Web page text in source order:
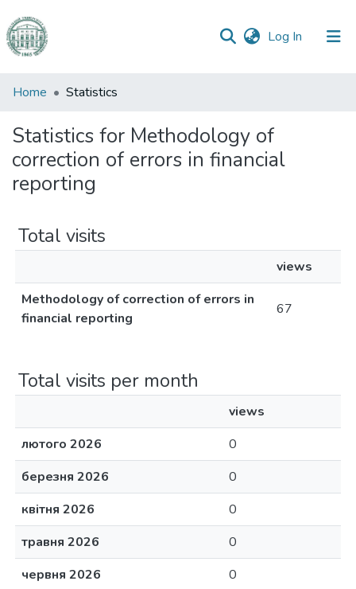
Log In (current)
Communities
Collections
All of DSpace
Home Statistics
Statistics for Methodology of
correction of errors in financial
reporting
Total visits
views
Methodology of correction of errors in
financial reporting
67
Total visits per month
views
лютого 2026
0
березня 2026
0
квітня 2026
0
травня 2026
0
червня 2026
0